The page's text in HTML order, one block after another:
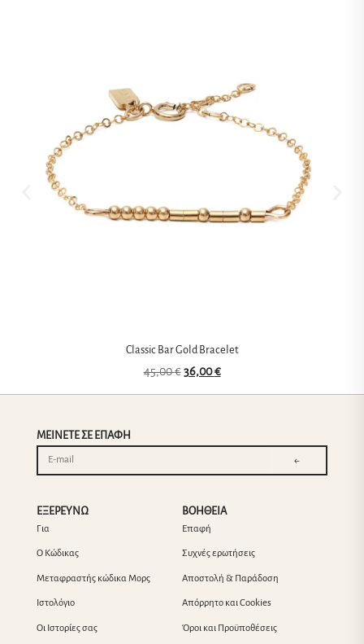
Classic Bar Gold Bracelet
45,00€ 36,00€
ΕΞΕΡΕΥΝΩ
Για
Ο Κώδικας
Μεταφραστής κώδικα Μορς
Ιστολόγιο
Οι Ιστορίες σας
ΒΟΗΘΕΙΑ
Επαφή
Συχνές ερωτήσεις
Αποστολή & Παράδοση
Απόρρητο και Cookies
Όροι και Προϋποθέσεις
ΜΕΙΝΕΤΕ ΣΕ ΕΠΑΦΗ
←